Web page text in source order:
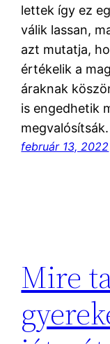
lettek így ez
válik lassan,
azt mutatja,
értékelik a
áraknak
is engedhetik
megvalósítsák.
február 13, 2022
Mire